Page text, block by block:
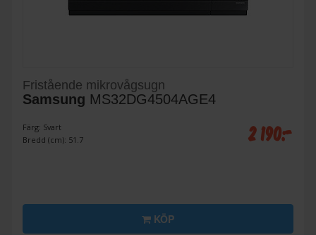
Fristående mikrovågsugn
Samsung MS32DG4504AGE4
Färg: Svart
Bredd (cm): 51.7
2 190:-
KÖP